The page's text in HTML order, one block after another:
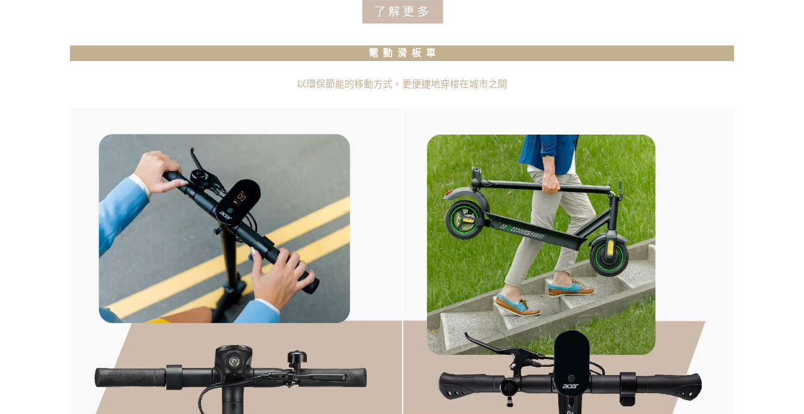
電 動 滑 板 車
以環保節能的移動方式，更便捷地穿梭在城市之間